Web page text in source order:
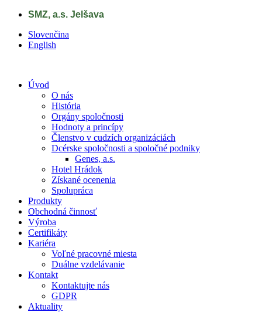
Skip to main content
SMZ, a.s. Jelšava
Slovenčina
English
Úvod
O nás
História
Orgány spoločnosti
Hodnoty a princípy
Členstvo v cudzích organizáciách
Dcérske spoločnosti a spoločné podniky
Genes, a.s.
Hotel Hrádok
Získané ocenenia
Spolupráca
Produkty
Obchodná činnosť
Výroba
Certifikáty
Kariéra
Voľné pracovné miesta
Duálne vzdelávanie
Kontakt
Kontaktujte nás
GDPR
Aktuality